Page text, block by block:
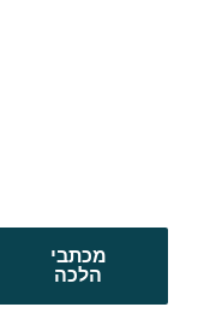
מכתבי
הלכה